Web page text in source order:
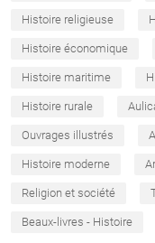
Histoire religieuse
Histoire économique
Histoire maritime
Histoire rurale
Ouvrages illustrés
Histoire moderne
Religion et société
Beaux-livres - Histoire